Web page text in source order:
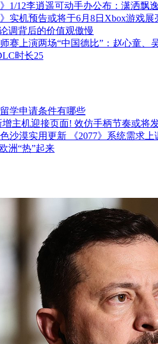
1/12李逍遥可动手办公布：潇洒飘逸
实机预告或将于6月8日Xbox游戏展
调背后的价值观傲慢
赛上演两场“中国德比”：赵心童、
时长25
学申请条件有哪些
增主机迎接页面! 效仿手柄节奏或将
沙漠实用更新 《2077》系统需求上
洲“热”起来